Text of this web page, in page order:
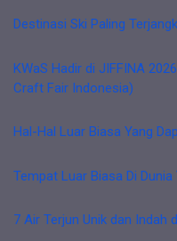
Destinasi Ski Paling
KWaS Hadir di JIFFINA
Craft Fair Indonesia)
Hal-Hal Luar Biasa Yang
Tempat Luar Biasa Di
7 Air Terjun Unik dan Indah